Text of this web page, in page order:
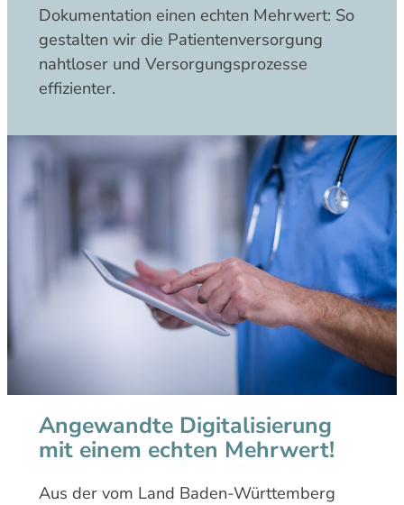
Dokumentation einen echten Mehrwert: So
gestalten wir die Patientenversorgung
nahtloser und Versorgungsprozesse
effizienter.
Angewandte Digitalisierung
mit einem echten Mehrwert!
Aus der vom Land Baden-Württemberg